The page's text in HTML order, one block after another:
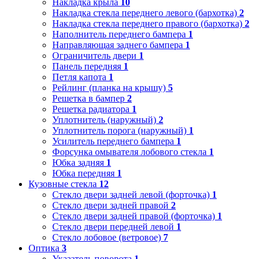
Накладка стекла переднего левого (бархотка) 2
Накладка стекла переднего правого (бархотка) 2
Наполнитель переднего бампера 1
Направляющая заднего бампера 1
Ограничитель двери 1
Панель передняя 1
Петля капота 1
Рейлинг (планка на крышу) 5
Решетка в бампер 2
Решетка радиатора 1
Уплотнитель (наружный) 2
Уплотнитель порога (наружный) 1
Усилитель переднего бампера 1
Форсунка омывателя лобового стекла 1
Юбка задняя 1
Юбка передняя 1
Кузовные стекла 12
Стекло двери задней левой (форточка) 1
Стекло двери задней правой 2
Стекло двери задней правой (форточка) 1
Стекло двери передней левой 1
Стекло лобовое (ветровое) 7
Оптика 3